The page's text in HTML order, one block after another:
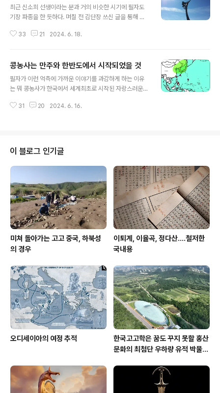
최근 신소희 선생이라는 분과 거의 비슷한 시기에 필자도
기장 파종을 한 듯하다. 며칠 전 김단장 쓰신 글을 통해 본
나 주는 기장하고 비교를 해 보니 엄청나게 차이가 난다. 필
뭐건 초보적 농경이란 건 없다. 씨 뿌려 놓고 하루 종일 멧
돼지 사냥 도토리 줍기나 하다가 어쩌다 돌아보는 기장 농
사가 그게 수확이나 될 거 같은가? 도작 이전에 잡곡 농경
곤 하는 걸 보는데 도대체 원시적, 초보적 농경이 뭔지 한
33 21 2024. 6. 18.
콩농사는 만주와 한반도에서 시작되었을 것
필자가 이런 억측에 가까운 이야기를 과감하게 하는 이유
는 뭐 콩농사가 한국에서 세계최초로 시작된 자랑스러운
만주일대에서 시작될 수밖에 없는 이유 때문이다. 콩농사
조밥, 깡기장밥은 먹어도 깡콩밥은 절대로 못 먹는다. 깡콩
밥을 찌건 삶건 해 먹어 보면 알 일이겠다. 그러면 콩농사
는 왜 짓는가? 조, 기장, 수수 등과 함께 지어 영양학적으로
도 단백질을 보충해주는 보완적 의미가 있었겠지만, 가장
큰 이유는 필자가 보기엔, 콩농사가 가지고 있는 특징 때문
이다. 다들 아시겠지만 콩농사는 ..
31 20 2024. 6. 16.
이 블로그 인기글
미쳐 돌아가는 고고 중국, 하북성
의 경우
이퇴계, 이율곡, 정다산....철저한
국내용
오디세이아의 여정 추적
한국고고학은 꿈도 꾸지 못할 홍산
문화의 최첨단 우하량 유적 박물관